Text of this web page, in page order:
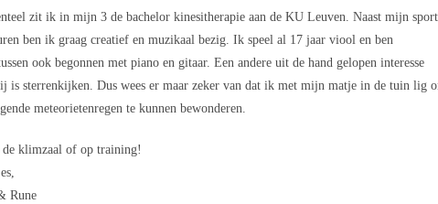
zit ik in mijn 3 de bachelor kinesitherapie aan de KU Leuven. Naast mijn
ben ik graag creatief en muzikaal bezig. Ik speel al 17 jaar viool en ben
ook begonnen met piano en gitaar. Een andere uit de hand gelopen interesse
is sterrenkijken. Dus wees er maar zeker van dat ik met mijn matje in de tuin lig
meteorietenregen te kunnen bewonderen.
klimzaal of op training!
Rune